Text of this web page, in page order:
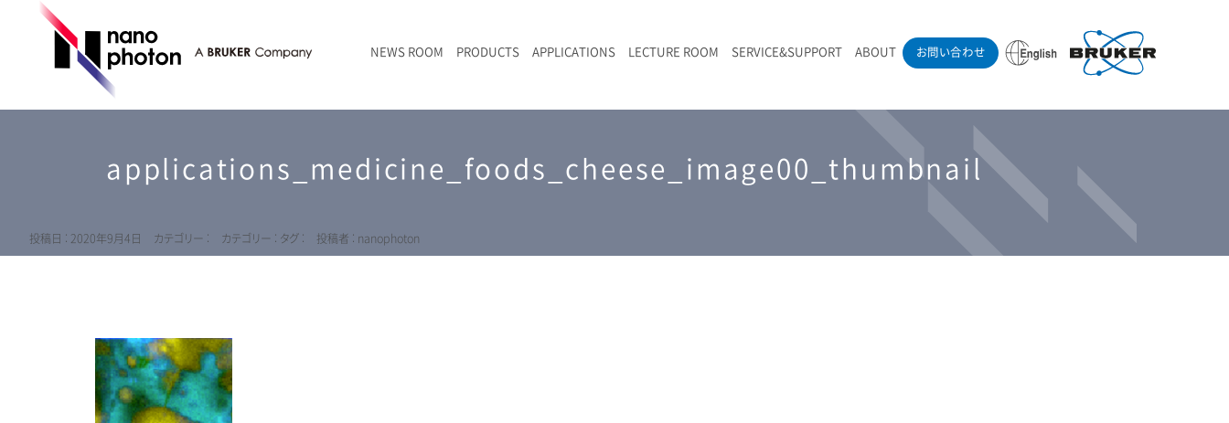
NEWS ROOM PRODUCTS
RAMANdrive | ウェハーステージ搭載ラマン顕微鏡
RAMANtouch vioLa | 紫外・深紫外ラマン顕微鏡
LIBcell charge | 充放電in-situラマン測定用セル
LIBcell | 不活性雰囲気ラマン測定用密閉容器
sumilé | 広帯域 反射型対物レンズ
SK-11 | レーザースペックルキラー
ZPol | Z偏光素子
RAMAN顕微鏡オンライン見積もり
APPLICATIONS
無機化合物・鉱物
ポリマー（高分子）・樹脂
医薬品
ライフサイエンス
食品 当社製品による学術論文
LECTURE ROOM
オンラインセミナー 最新アプリケーション紹介
SERVICE&SUPPORT ABOUT
アクセス
お問い合わせ
applications_medicine_foods_cheese_image00_thumbnail
投稿日 : 2020年9月4日 カテゴリー : カテゴリー : タグ : 投稿者 : nanophoton